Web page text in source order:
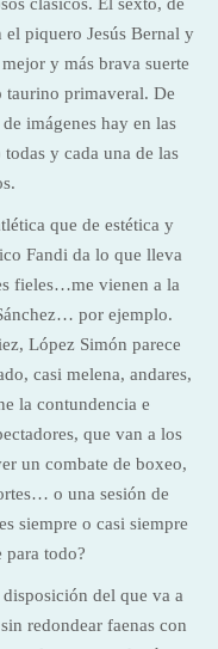
piquero Jesús Bernal y
y más brava suerte
primaveral. De
imágenes hay en las
y cada una de las
que de estética y
Fandi da lo que lleva
fieles…me vienen a la
por ejemplo.
López Simón parece
casi melena, andares,
la contundencia e
que van a los
un combate de boxeo,
o una sesión de
siempre o casi siempre
todo?
del que va a
redondear faenas con